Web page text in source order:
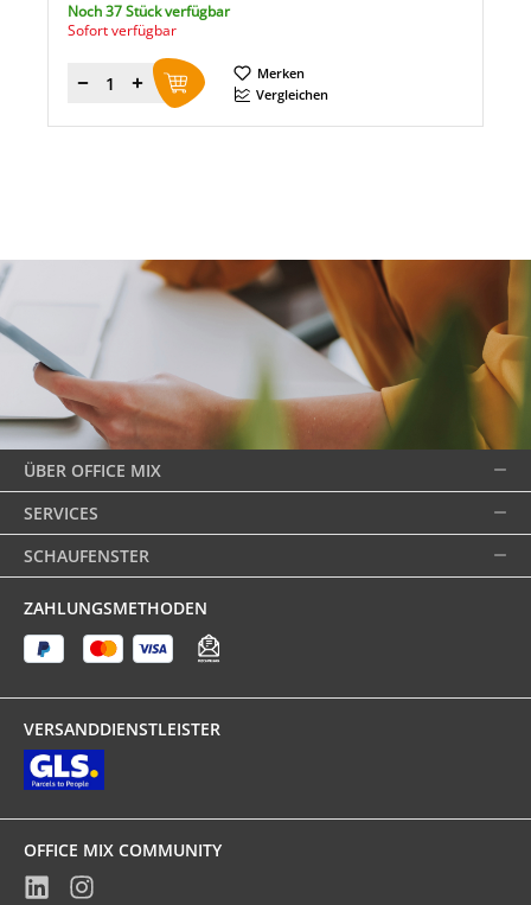
Noch 37 Stück verfügbar
Sofort verfügbar
Menge
Merken
Vergleichen
ÜBER OFFICE MIX
SERVICES
SCHAUFENSTER
ZAHLUNGSMETHODEN
VERSANDDIENSTLEISTER
OFFICE MIX COMMUNITY